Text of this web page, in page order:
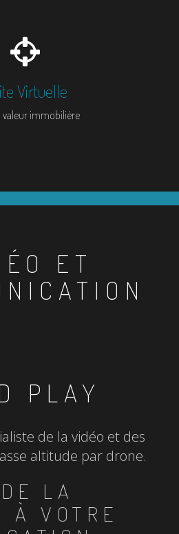
Virtuelle
valeur immobilière
ET
PLAY
de la vidéo et des
altitude par drone.
LA
À VOTRE